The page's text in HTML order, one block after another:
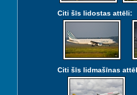
Citi šīs lidostas attēli:
Citi šīs lidmašīnas